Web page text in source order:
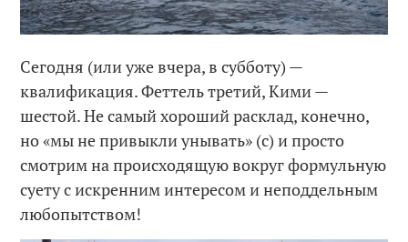
Сегодня (или уже вчера, в субботу) —
квалификация. Феттель третий, Кими —
шестой. Не самый хороший расклад, конечно,
но «мы не привыкли унывать» (с) и просто
смотрим на происходящую вокруг формульную
суету с искренним интересом и неподдельным
любопытством!